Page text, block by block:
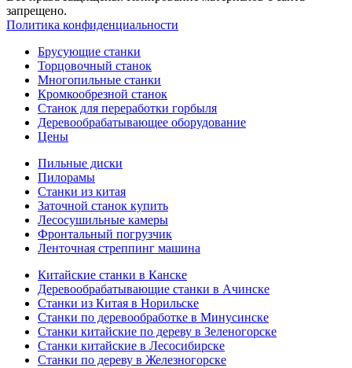
запрещено.
Политика конфиденциальности
Брусующие станки
Торцовочный станок
Многопильные станки
Кромкообрезной станок
Станок для переработки горбыля
Деревообрабатывающее оборудование
Цены
Пильные диски
Пилорамы
Станки из китая
Заточной станок купить
Лесосушильные камеры
Фронтальный погрузчик
Ленточная стреппинг машина
Китайские станки в Канске
Деревообрабатывающие станки в Ачинске
Станки из Китая в Норильске
Станки по деревообработке в Минусинске
Станки китайские по дереву в Зеленогорске
Станки китайские в Лесосибирске
Станки по дереву в Железногорске